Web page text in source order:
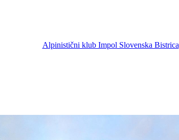
Alpinistični klub Impol Slovenska Bistrica